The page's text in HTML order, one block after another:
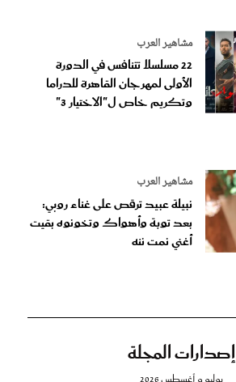
مشاهير العرب
22 مسلسلا تتنافس في الدورة
الأولى لمهرجان القاهرة للدراما
وتكريم خاص ل"الاختيار 3"
مشاهير العرب
نبيلة عبيد ترقص على غناء روبي:
بعد توبة وأهواك وتخونوه بقيت
أغني نمت ننه
إصدارات المجلة